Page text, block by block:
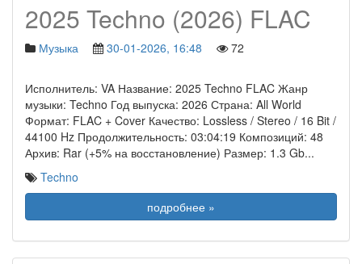
2025 Techno (2026) FLAC
Музыка 30-01-2026, 16:48 72
Исполнитель: VA Название: 2025 Techno FLAC Жанр
музыки: Techno Год выпуска: 2026 Страна: All World
Формат: FLAC + Cover Качество: Lossless / Stereo / 16 Bit /
44100 Hz Продолжительность: 03:04:19 Композиций: 48
Архив: Rar (+5% на восстановление) Размер: 1.3 Gb...
Techno
подробнее »